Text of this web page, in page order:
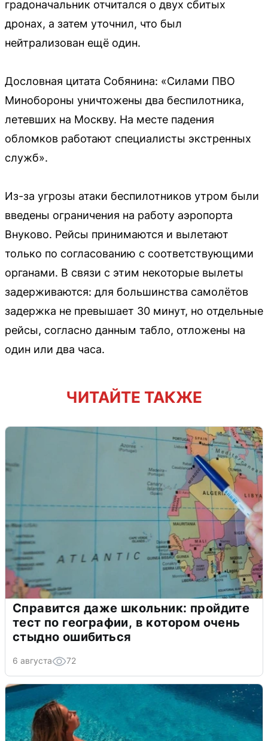
градоначальник отчитался о двух сбитых
дронах, а затем уточнил, что был
нейтрализован ещё один.
Дословная цитата Собянина: «Силами ПВО
Минобороны уничтожены два беспилотника,
летевших на Москву. На месте падения
обломков работают специалисты экстренных
служб».
Из-за угрозы атаки беспилотников утром были
введены ограничения на работу аэропорта
Внуково. Рейсы принимаются и вылетают
только по согласованию с соответствующими
органами. В связи с этим некоторые вылеты
задерживаются: для большинства самолётов
задержка не превышает 30 минут, но отдельные
рейсы, согласно данным табло, отложены на
один или два часа.
ЧИТАЙТЕ ТАКЖЕ
Справится даже школьник: пройдите
тест по географии, в котором очень
стыдно ошибиться
6 августа 72